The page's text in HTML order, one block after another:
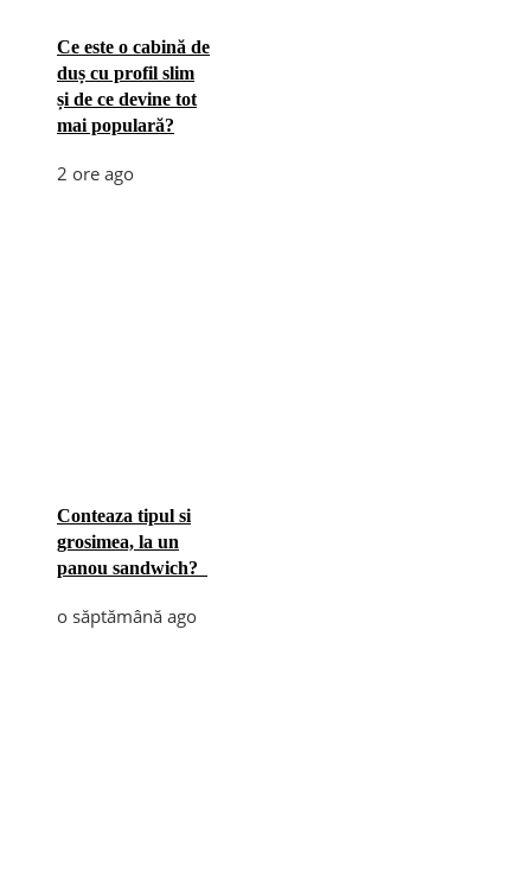
Ce este o cabină de
duș cu profil slim
și de ce devine tot
mai populară?
2 ore ago
Conteaza tipul si
grosimea, la un
panou sandwich?
o săptămână ago